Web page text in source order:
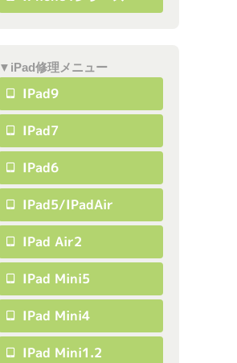
▼iPad修理メニュー
IPad9
IPad7
IPad6
IPad5/iPadAir
IPad Air2
IPad Mini5
IPad Mini4
IPad Mini1.2